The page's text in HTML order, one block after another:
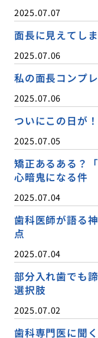
2025.07.07
面長に見えてし
2025.07.06
私の面長コンプ
2025.07.06
ついにこの日が
2025.07.05
矯正あるある？
心暗鬼になる件
2025.07.04
歯科医師が語る
点
2025.07.04
部分入れ歯でも
選択肢
2025.07.02
歯科専門医に聞